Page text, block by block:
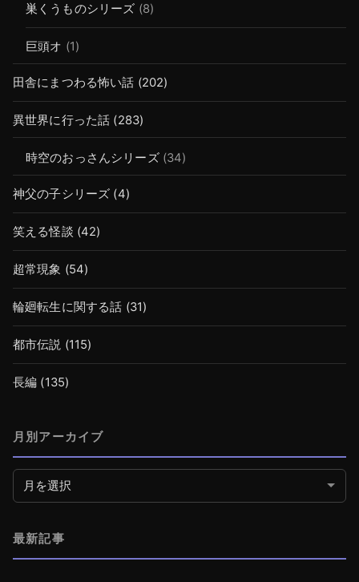
巣くうものシリーズ (8)
巨頭オ (1)
田舎にまつわる怖い話 (202)
異世界に行った話 (283)
時空のおっさんシリーズ(34)
神父の子シリーズ (4)
笑える怪談 (42)
超常現象 (54)
輪廻転生に関する話 (31)
都市伝説 (115)
長編 (135)
月別アーカイブ
月別アーカイブ
最新記事